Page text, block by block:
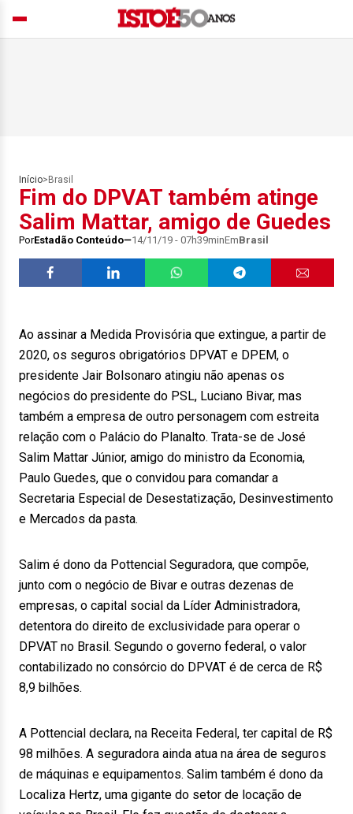
Início> Brasil
Fim do DPVAT também atinge
Salim Mattar, amigo de Guedes
PorEstadão Conteúdo 14/11/19 - 07h39minEmBrasil
Ao assinar a Medida Provisória que extingue, a partir de
2020, os seguros obrigatórios DPVAT e DPEM, o
presidente Jair Bolsonaro atingiu não apenas os
negócios do presidente do PSL, Luciano Bivar, mas
também a empresa de outro personagem com estreita
relação com o Palácio do Planalto. Trata-se de José
Salim Mattar Júnior, amigo do ministro da Economia,
Paulo Guedes, que o convidou para comandar a
Secretaria Especial de Desestatização, Desinvestimento
e Mercados da pasta.
Salim é dono da Pottencial Seguradora, que compõe,
junto com o negócio de Bivar e outras dezenas de
empresas, o capital social da Líder Administradora,
detentora do direito de exclusividade para operar o
DPVAT no Brasil. Segundo o governo federal, o valor
contabilizado no consórcio do DPVAT é de cerca de R$
8,9 bilhões.
A Pottencial declara, na Receita Federal, ter capital de R$
98 milhões. A seguradora ainda atua na área de seguros
de máquinas e equipamentos. Salim também é dono da
Localiza Hertz, uma gigante do setor de locação de